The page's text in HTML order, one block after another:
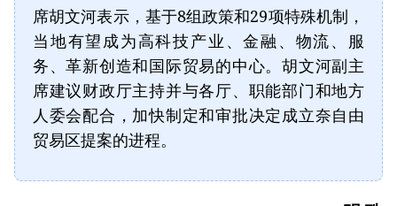
席胡文河表示，基于8组政策和29项特殊机制，
当地有望成为高科技产业、金融、物流、服
务、革新创造和国际贸易的中心。胡文河副主
席建议财政厅主持并与各厅、职能部门和地方
人委会配合，加快制定和审批决定成立奈自由
贸易区提案的进程。